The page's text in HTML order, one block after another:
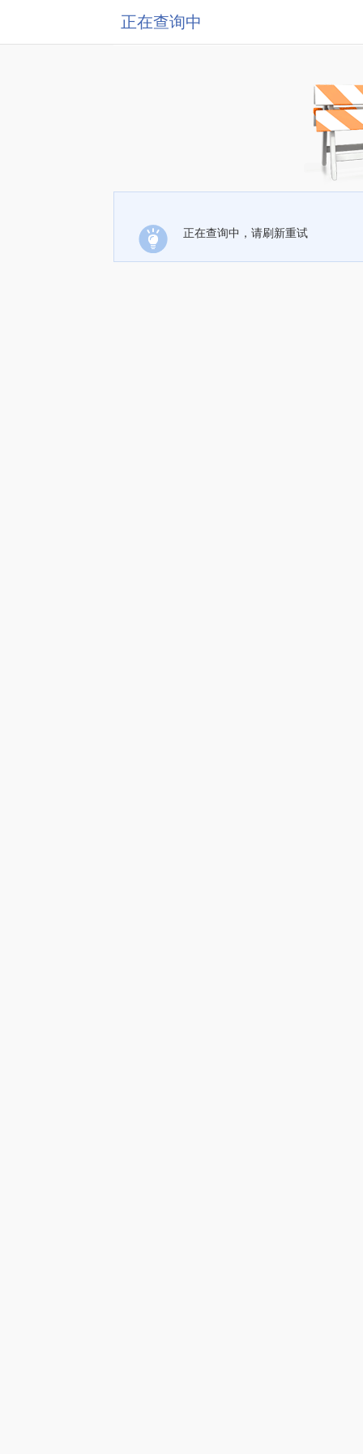
正在查询中
正在查询中，请刷新重试